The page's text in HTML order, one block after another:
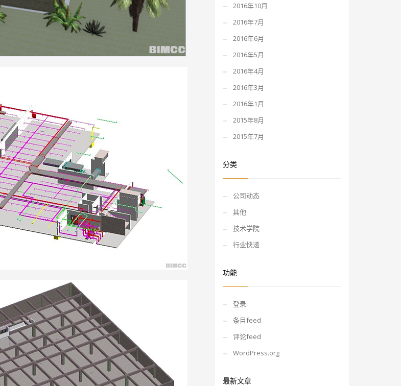
2016年10月
2016年7月
2016年6月
2016年5月
2016年4月
2016年3月
2016年1月
2015年8月
2015年7月
分类
公司动态
其他
技术学院
行业快递
功能
登录
条目feed
评论feed
WordPress.org
最新文章